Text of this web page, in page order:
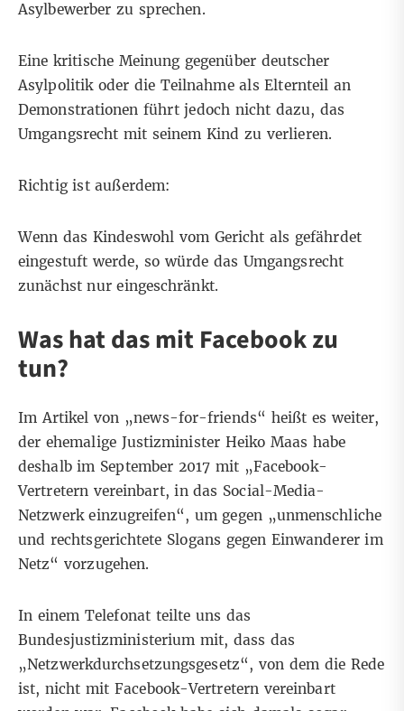
Asylbewerber zu sprechen.
Eine kritische Meinung gegenüber deutscher
Asylpolitik oder die Teilnahme als Elternteil an
Demonstrationen führt jedoch nicht dazu, das
Umgangsrecht mit seinem Kind zu verlieren.
Richtig ist außerdem:
Wenn das Kindeswohl vom Gericht als gefährdet
eingestuft werde, so würde das Umgangsrecht
zunächst nur eingeschränkt.
Was hat das mit Facebook zu
tun?
Im Artikel von „news-for-friends“ heißt es weiter,
der ehemalige Justizminister Heiko Maas habe
deshalb im September 2017 mit „Facebook-
Vertretern vereinbart, in das Social-Media-
Netzwerk einzugreifen“, um gegen „unmenschliche
und rechtsgerichtete Slogans gegen Einwanderer im
Netz“ vorzugehen.
In einem Telefonat teilte uns das
Bundesjustizministerium mit, dass das
„Netzwerkdurchsetzungsgesetz“, von dem die Rede
ist, nicht mit Facebook-Vertretern vereinbart